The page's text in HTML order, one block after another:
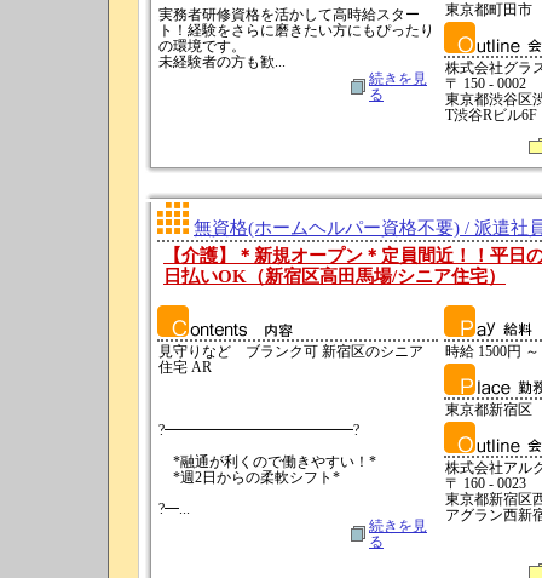
実務者研修資格を活かして高時給スター
ト！経験をさらに磨きたい方にもぴったり
の環境です。
未経験者の方も歓...
続きを見
る
東京都町田市
株式会社グラ
〒 150 - 0002
東京都渋谷区
T渋谷Rビル6F
無資格(ホームヘルパー資格不要) / 派遣社
【介護】＊新規オープン＊定員間近！！平日
日払いOK（新宿区高田馬場/シニア住宅）
見守りなど ブランク可 新宿区のシニア
住宅 AR
?━━━━━━━━━━━━━?
*融通が利くので働きやすい！*
*週2日からの柔軟シフト*
?━...
続きを見
る
時給 1500円 ～
東京都新宿区
株式会社アル
〒 160 - 0023
東京都新宿区
アグラン西新